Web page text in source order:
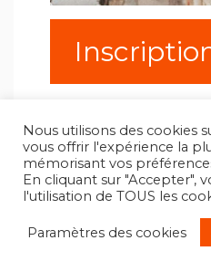
Copyright All Rights
Contacts
Données
Nous utilisons des cookies
vous offrir l'expérience la
mémorisant vos
En cliquant sur "Accepter",
l'utilisation de TOUS les
Paramètres des cookies